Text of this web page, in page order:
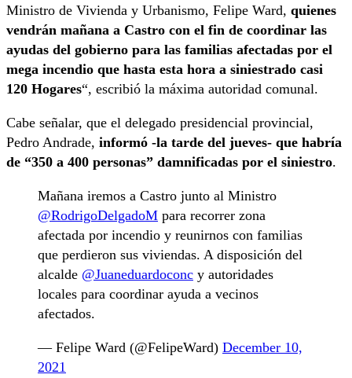
Ministro de Vivienda y Urbanismo, Felipe Ward, quienes
vendrán mañana a Castro con el fin de coordinar las
ayudas del gobierno para las familias afectadas por el
mega incendio que hasta esta hora a siniestrado casi
120 Hogares“, escribió la máxima autoridad comunal.
Cabe señalar, que el delegado presidencial provincial,
Pedro Andrade, informó -la tarde del jueves- que habría
de “350 a 400 personas” damnificadas por el siniestro.
Mañana iremos a Castro junto al Ministro
@RodrigoDelgadoM para recorrer zona
afectada por incendio y reunirnos con familias
que perdieron sus viviendas. A disposición del
alcalde @Juaneduardoconc y autoridades
locales para coordinar ayuda a vecinos
afectados.
— Felipe Ward (@FelipeWard) December 10,
2021